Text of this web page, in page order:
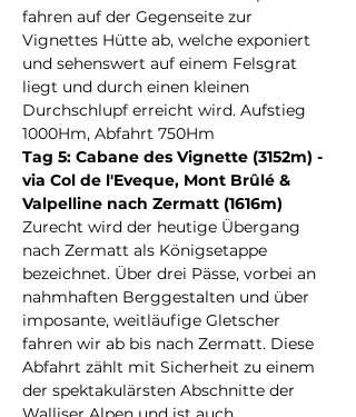
fahren auf der Gegenseite zur
Vignettes Hütte ab, welche exponiert
und sehenswert auf einem Felsgrat
liegt und durch einen kleinen
Durchschlupf erreicht wird. Aufstieg
1000Hm, Abfahrt 750Hm
Tag 5: Cabane des Vignette (3152m) -
via Col de l'Eveque, Mont Brûlé &
Valpelline nach Zermatt (1616m)
Zurecht wird der heutige Übergang
nach Zermatt als Königsetappe
bezeichnet. Über drei Pässe, vorbei an
nahmhaften Berggestalten und über
imposante, weitläufige Gletscher
fahren wir ab bis nach Zermatt. Diese
Abfahrt zählt mit Sicherheit zu einem
der spektakulärsten Abschnitte der